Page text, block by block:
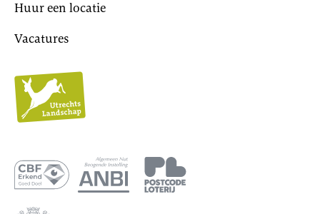
Huur een locatie
Vacatures